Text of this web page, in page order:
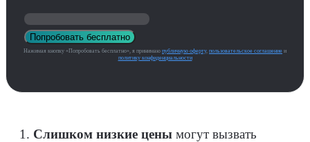
Попробовать бесплатно
Нажимая кнопку «Попробовать бесплатно», я принимаю публичную оферту, пользовательское соглашение и
политику конфиденциальности
Слишком низкие цены могут вызвать